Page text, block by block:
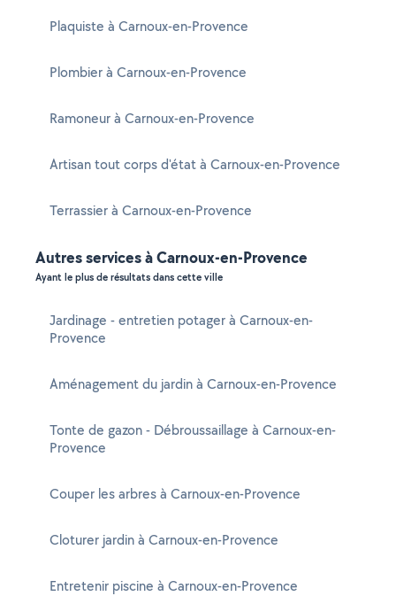
Plaquiste à Carnoux-en-Provence
Plombier à Carnoux-en-Provence
Ramoneur à Carnoux-en-Provence
Artisan tout corps d'état à Carnoux-en-Provence
Terrassier à Carnoux-en-Provence
Autres services à Carnoux-en-Provence
Ayant le plus de résultats dans cette ville
Jardinage - entretien potager à Carnoux-en-
Provence
Aménagement du jardin à Carnoux-en-Provence
Tonte de gazon - Débroussaillage à Carnoux-en-
Provence
Couper les arbres à Carnoux-en-Provence
Cloturer jardin à Carnoux-en-Provence
Entretenir piscine à Carnoux-en-Provence